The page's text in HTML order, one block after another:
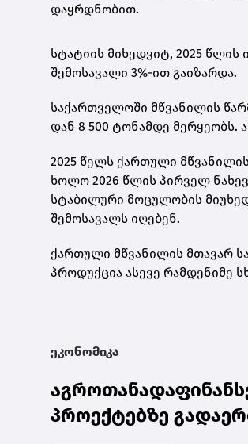
დაყრდნობით.
სტატიის მიხედვიტ, 2025
შემოსავალი 3%-ით გაიზარდა.
საქართველოში მწვანილის
დან 8 500 ტონამდე მერყეობს.
2025 წელს ქართული
ხოლო 2026 წლის პირველ
სტაბილური მოცულობის
შემოსავალს იღებენ.
ქართული მწვანილის მთავარ
პროდუქცია ასევე რამდენიმე
ეკონომიკა
პროექტებზე